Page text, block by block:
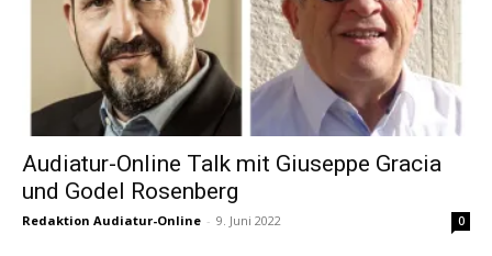
Audiatur-Online Talk mit Giuseppe Gracia
und Godel Rosenberg
Redaktion Audiatur-Online - 9. Juni 2022 0